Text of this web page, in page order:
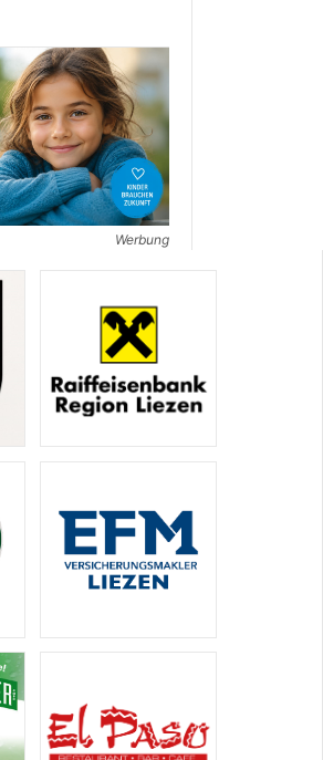
Werbung